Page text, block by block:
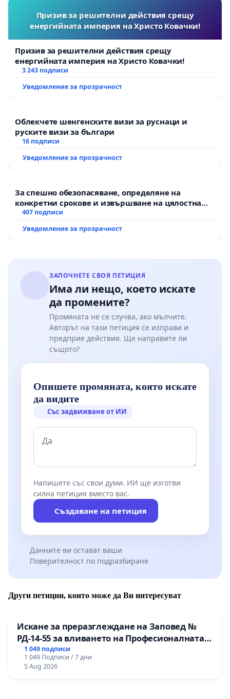
Призив за решителни действия срещу
енергийната империя на Христо Ковачки!
Призив за решителни действия срещу
енергийната империя на Христо Ковачки!
3 243 подписи
Уведомление за прозрачност
Облекчете шенгенските визи за руснаци и
руските визи за българи
16 подписи
Уведомление за прозрачност
За спешно обезопасяване, определяне на
конкретни срокове и извършване на цялостна
рехабилитация на републиканския път между
Мирово - к.к. Момин проход
407 подписи
Уведомление за прозрачност
ЗАПОЧНЕТЕ СВОЯ ПЕТИЦИЯ
Има ли нещо, което искате
да промените?
Промяната не се случва, ако мълчите.
Авторът на тази петиция се изправи и
предприе действия. Ще направите ли
същото?
Опишете промяната, която искате
да видите
Със задвижване от ИИ
Напишете със свои думи. ИИ ще изготви
силна петиция вместо вас.
Създаване на петиция
Данните ви остават ваши
Поверителност по подразбиране
Други петиции, които може да Ви интересуват
Искане за преразглеждане на Заповед №
РД-14-55 за вливането на Професионалната
гимназия по промишлени технологии в
Професионалната гимназия по икономика и
мениджмънт – гр. Пазарджик
1 049 подписи
1 049 Подписи / 7 дни
5 Aug 2026